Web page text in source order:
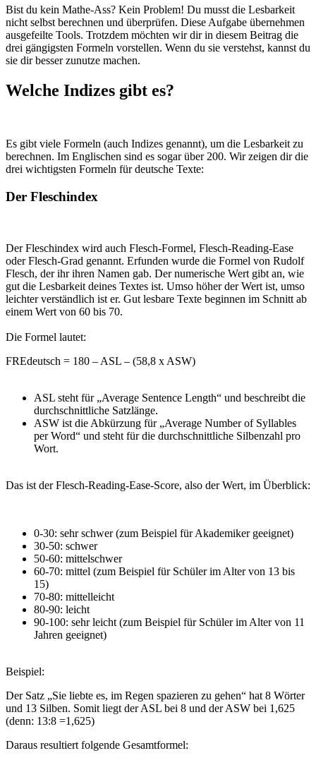
Bist du kein Mathe-Ass? Kein Problem! Du musst die Lesbarkeit
nicht selbst berechnen und überprüfen. Diese Aufgabe übernehmen
ausgefeilte Tools. Trotzdem möchten wir dir in diesem Beitrag die
drei gängigsten Formeln vorstellen. Wenn du sie verstehst, kannst du
sie dir besser zunutze machen.
Welche Indizes gibt es?
Es gibt viele Formeln (auch Indizes genannt), um die Lesbarkeit zu
berechnen. Im Englischen sind es sogar über 200. Wir zeigen dir die
drei wichtigsten Formeln für deutsche Texte:
Der Fleschindex
Der Fleschindex wird auch Flesch-Formel, Flesch-Reading-Ease
oder Flesch-Grad genannt. Erfunden wurde die Formel von Rudolf
Flesch, der ihr ihren Namen gab. Der numerische Wert gibt an, wie
gut die Lesbarkeit deines Textes ist. Umso höher der Wert ist, umso
leichter verständlich ist er. Gut lesbare Texte beginnen im Schnitt ab
einem Wert von 60 bis 70.
Die Formel lautet:
FREdeutsch = 180 – ASL – (58,8 x ASW)
ASL steht für „Average Sentence Length“ und beschreibt die
durchschnittliche Satzlänge.
ASW ist die Abkürzung für „Average Number of Syllables
per Word“ und steht für die durchschnittliche Silbenzahl pro
Wort.
Das ist der Flesch-Reading-Ease-Score, also der Wert, im Überblick:
0-30: sehr schwer (zum Beispiel für Akademiker geeignet)
30-50: schwer
50-60: mittelschwer
60-70: mittel (zum Beispiel für Schüler im Alter von 13 bis
15)
70-80: mittelleicht
80-90: leicht
90-100: sehr leicht (zum Beispiel für Schüler im Alter von 11
Jahren geeignet)
Beispiel:
Der Satz „Sie liebte es, im Regen spazieren zu gehen“ hat 8 Wörter
und 13 Silben. Somit liegt der ASL bei 8 und der ASW bei 1,625
(denn: 13:8 =1,625)
Daraus resultiert folgende Gesamtformel: